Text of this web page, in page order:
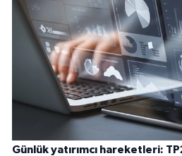
Günlük yatırımcı hareketleri: